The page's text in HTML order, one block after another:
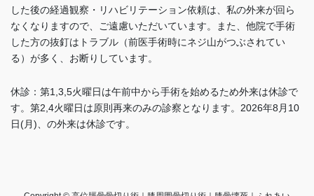
した後の経過観察・リハビリテーション依頼は、私の外来が回ら
なくなりますので、ご遠慮いただいています。また、他院で手術
した方の抜釘はトラブル（前医手術時にネジ山がつぶされてい
る）が多く、お断りしています。
休診：第1,3,5火曜日は午前中から手術を始めるため外来は休診で
す。 第2,4火曜日は原則再来のみの診察となります。2026年8月10
日(月)、の外来は休診です。